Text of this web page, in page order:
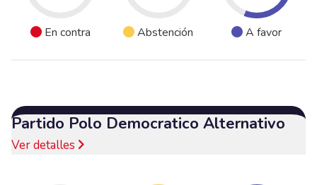
En contra Abstención A favor
Partido Polo Democratico Alternativo
Ver detalles